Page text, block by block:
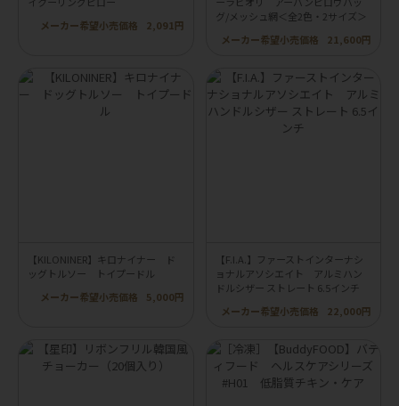
メーカー希望小売価格
2,091円
グ/メッシュ網＜全2色・2サイズ＞
メーカー希望小売価格
21,600円
【KILONINER】キロナイナー ド
ッグトルソー トイプードル
メーカー希望小売価格
5,000円
【F.I.A.】ファーストインターナシ
ョナルアソシエイト アルミハン
ドルシザー ストレート 6.5インチ
メーカー希望小売価格
22,000円